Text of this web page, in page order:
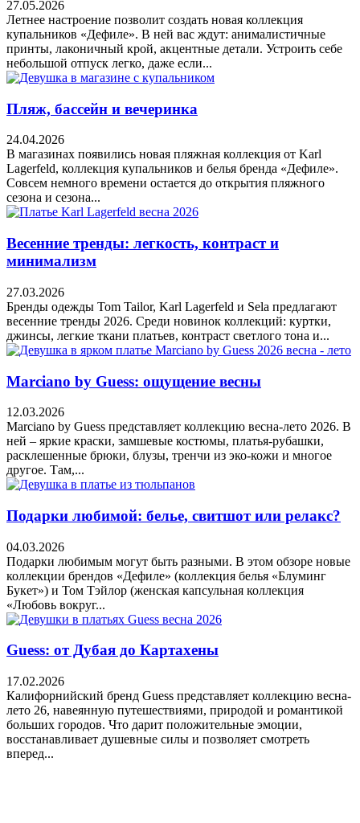
27.05.2026
Летнее настроение позволит создать новая коллекция
купальников «Дефиле». В ней вас ждут: анималистичные
принты, лаконичный крой, акцентные детали. Устроить себе
небольшой отпуск легко, даже если...
Пляж, бассейн и вечеринка
24.04.2026
В магазинах появились новая пляжная коллекция от Karl
Lagerfeld, коллекция купальников и белья бренда «Дефиле».
Совсем немного времени остается до открытия пляжного
сезона и сезона...
Весенние тренды: легкость, контраст и
минимализм
27.03.2026
Бренды одежды Tom Tailor, Karl Lagerfeld и Sela предлагают
весенние тренды 2026. Среди новинок коллекций: куртки,
джинсы, легкие ткани платьев, контраст светлого тона и...
Marciano by Guess: ощущение весны
12.03.2026
Marciano by Guess представляет коллекцию весна-лето 2026. В
ней – яркие краски, замшевые костюмы, платья-рубашки,
расклешенные брюки, блузы, тренчи из эко-кожи и многое
другое. Там,...
Подарки любимой: белье, свитшот или релакс?
04.03.2026
Подарки любимым могут быть разными. В этом обзоре новые
коллекции брендов «Дефиле» (коллекция белья «Блуминг
Букет») и Том Тэйлор (женская капсульная коллекция
«Любовь вокруг...
Guess: от Дубая до Картахены
17.02.2026
Калифорнийский бренд Guess представляет коллекцию весна-
лето 26, навеянную путешествиями, природой и романтикой
больших городов. Что дарит положительные эмоции,
восстанавливает душевные силы и позволяет смотреть
вперед...